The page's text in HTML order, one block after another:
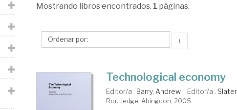
Barry,
Mostrando libros encontrados. 1 páginas.
↑
Technological economy
Editor/a . Barry, Andrew Editor/a .
Routledge. Abingdon, 2005